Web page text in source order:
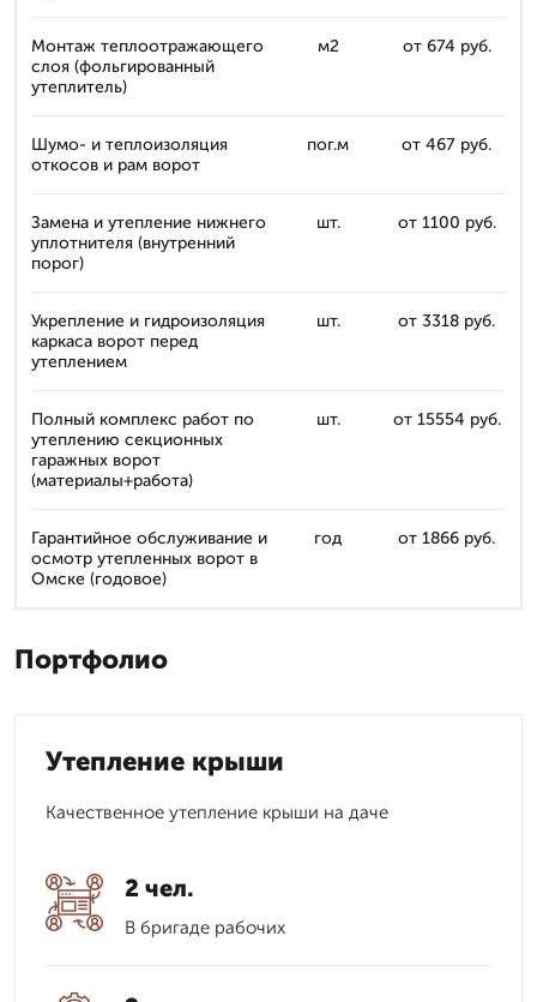
Монтаж теплоотражающего
слоя (фольгированный
утеплитель)
м2 от 674 руб.
Шумо- и теплоизоляция
откосов и рам ворот
пог.м от 467 руб.
Замена и утепление нижнего
уплотнителя (внутренний
порог)
шт. от 1100 руб.
Укрепление и гидроизоляция
каркаса ворот перед
утеплением
шт. от 3318 руб.
Полный комплекс работ по
утеплению секционных
гаражных ворот
(материалы+работа)
шт. от 15554 руб.
Гарантийное обслуживание и
осмотр утепленных ворот в
Омске (годовое)
год от 1866 руб.
Портфолио
Утепление крыши
Качественное утепление крыши на даче
2 чел.
В бригаде рабочих